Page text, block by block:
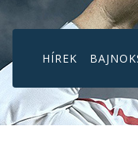
HÍREK